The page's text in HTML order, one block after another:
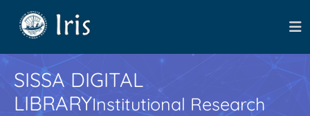
SISSA DIGITAL
LIBRARYInstitutional Research